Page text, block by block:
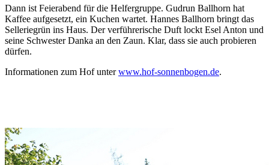
Dann ist Feierabend für die Helfergruppe. Gudrun Ballhorn hat
Kaffee aufgesetzt, ein Kuchen wartet. Hannes Ballhorn bringt das
Selleriegrün ins Haus. Der verführerische Duft lockt Esel Anton und
seine Schwester Danka an den Zaun. Klar, dass sie auch probieren
dürfen.
Informationen zum Hof unterwww.hof-sonnenbogen.de.